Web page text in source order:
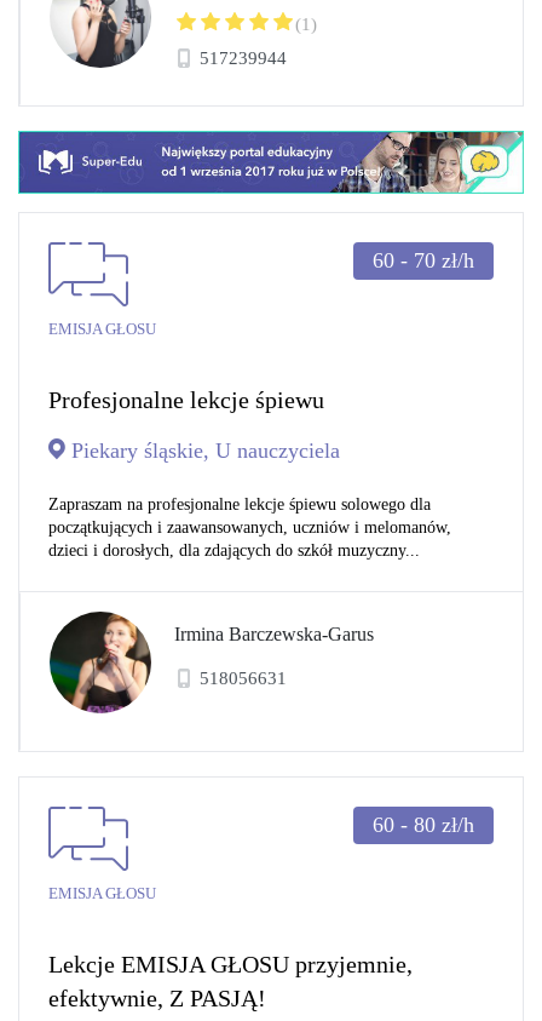
(1)
517239944
EMISJA GŁOSU
60 - 70 zł/h
Profesjonalne lekcje śpiewu
Piekary śląskie, U nauczyciela
Zapraszam na profesjonalne lekcje śpiewu solowego dla
początkujących i zaawansowanych, uczniów i melomanów,
dzieci i dorosłych, dla zdających do szkół muzyczny...
Irmina Barczewska-Garus
518056631
EMISJA GŁOSU
60 - 80 zł/h
Lekcje EMISJA GŁOSU przyjemnie,
efektywnie, Z PASJĄ!